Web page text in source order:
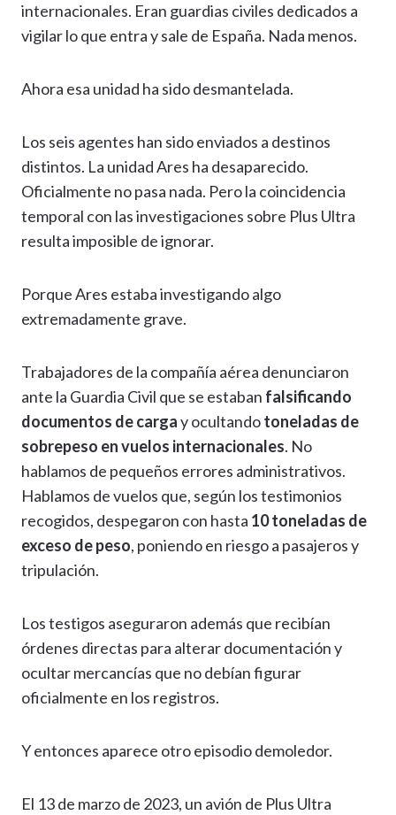
internacionales. Eran guardias civiles dedicados a
vigilar lo que entra y sale de España. Nada menos.
Ahora esa unidad ha sido desmantelada.
Los seis agentes han sido enviados a destinos
distintos. La unidad Ares ha desaparecido.
Oficialmente no pasa nada. Pero la coincidencia
temporal con las investigaciones sobre Plus Ultra
resulta imposible de ignorar.
Porque Ares estaba investigando algo
extremadamente grave.
Trabajadores de la compañía aérea denunciaron
ante la Guardia Civil que se estaban falsificando
documentos de cargay ocultandotoneladas de
sobrepeso en vuelos internacionales. No
hablamos de pequeños errores administrativos.
Hablamos de vuelos que, según los testimonios
recogidos, despegaron con hasta 10 toneladas de
exceso de peso, poniendo en riesgo a pasajeros y
tripulación.
Los testigos aseguraron además que recibían
órdenes directas para alterar documentación y
ocultar mercancías que no debían figurar
oficialmente en los registros.
Y entonces aparece otro episodio demoledor.
El 13 de marzo de 2023, un avión de Plus Ultra